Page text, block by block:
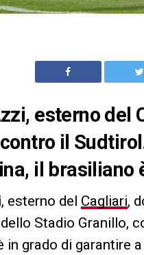
esterno del
il
il
, esterno del Cagliari,
Stadio Granillo,
in grado di garantire